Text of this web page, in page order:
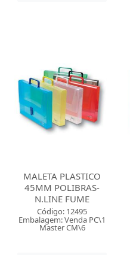
MALETA PLASTICO
45MM POLIBRAS-
N.LINE FUME
Código: 12495
Embalagem: Venda PC\1
Master CM\6